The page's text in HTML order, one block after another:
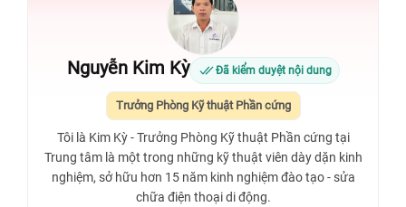
Nguyễn Kim Kỳ Đã kiểm duyệt nội dung
Trưởng Phòng Kỹ thuật Phần cứng
Tôi là Kim Kỳ - Trưởng Phòng Kỹ thuật Phần cứng tại
Trung tâm là một trong những kỹ thuật viên dày dặn kinh
nghiệm, sở hữu hơn 15 năm kinh nghiệm đào tạo - sửa
chữa điện thoại di động.